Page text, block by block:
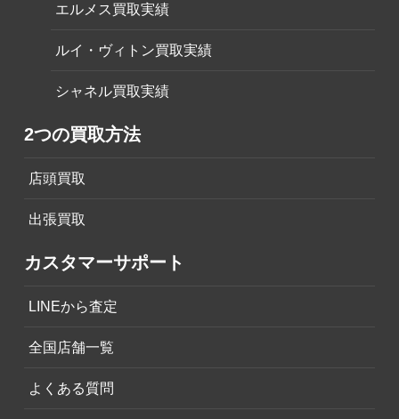
エルメス買取実績
ルイ・ヴィトン買取実績
シャネル買取実績
2つの買取方法
店頭買取
出張買取
カスタマーサポート
LINEから査定
全国店舗一覧
よくある質問